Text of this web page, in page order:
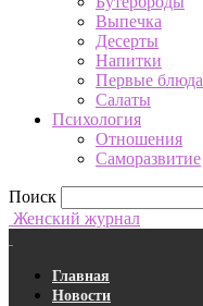
Выпечка
Десерты
Напитки
Первые блюда
Салаты
Психология
Отношения
Саморазвитие
Поиск
Женский журнал
Главная
Новости